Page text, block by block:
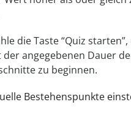
die Taste “Quiz
der angegebenen Dauer
zu beginnen.
Bestehenspunkte